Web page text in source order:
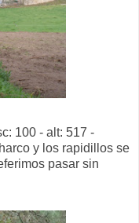
100 - alt: 517 -
y los rapidillos se
pasar sin